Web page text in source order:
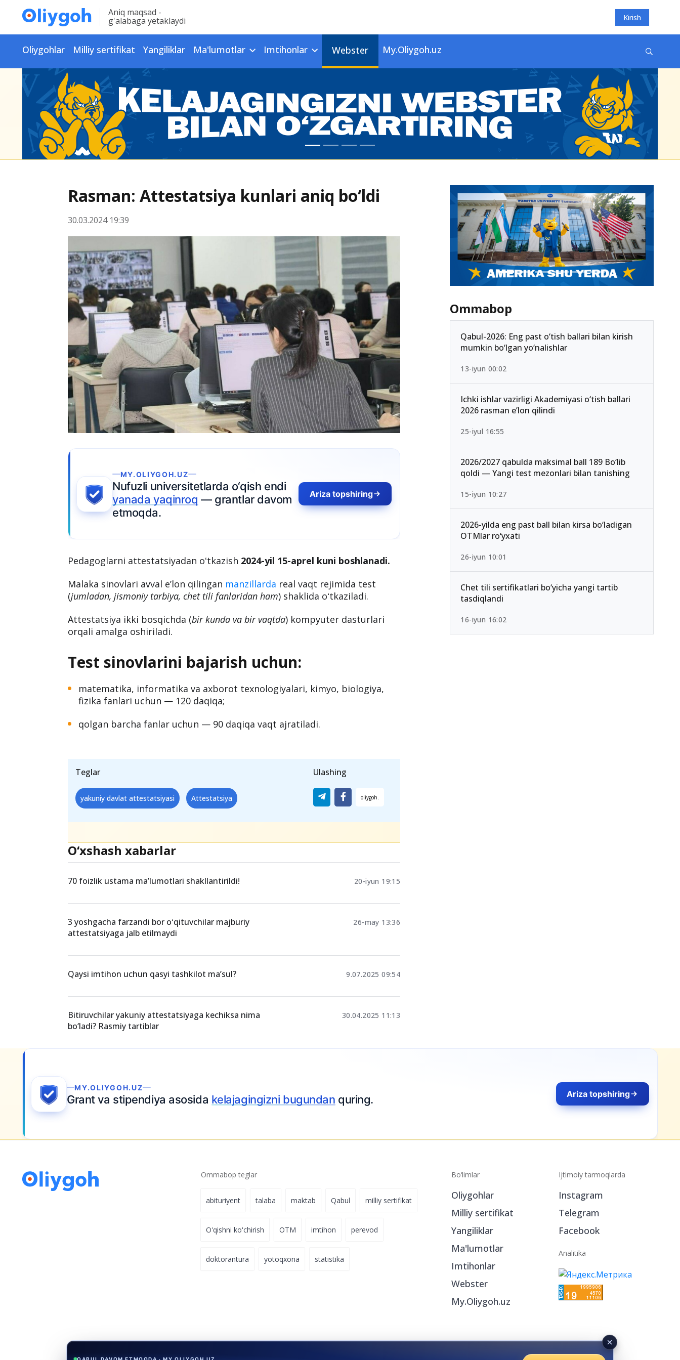
Aniq maqsad -
g'alabaga yetaklaydi Kirish
Oliygohlar Milliy sertifikat Yangiliklar Ma'lumotlar Imtihonlar Webster My.Oliygoh.uz
Rasman: Attestatsiya kunlari aniq bo‘ldi
30.03.2024 19:39
MY.OLIYGOH.UZ
Nufuzli universitetlarda o‘qish endi
yanada yaqinroq— grantlar davom
etmoqda.
Ariza topshiring
Pedagoglarni attestatsiyadan oʻtkazish
Malaka sinovlari avval eʼlon qilinganmanzillardareal vaqt rejimida test
jumladan, jismoniy tarbiya, chet tili fanlaridan ham) shaklida oʻtkaziladi.
Attestatsiya ikki bosqichda (bir kunda va bir vaqtda) kompyuter dasturlari
orqali amalga oshiriladi.
Test sinovlarini bajarish uchun:
fizika fanlari uchun — 120 daqiqa;
qolgan barcha fanlar uchun — 90 daqiqa vaqt ajratiladi.
Teglar Ulashing
O‘xshash xabarlar
70 foizlik ustama ma’lumotlari shakllantirildi! 20-iyun 19:15
3 yoshgacha farzandi bor oʻqituvchilar majburiy
26-may 13:36
Qaysi imtihon uchun qasyi tashkilot ma’sul? 9.07.2025 09:54
Bitiruvchilar yakuniy attestatsiyaga kechiksa nima
bo‘ladi? Rasmiy tartiblar
Ommabop
Qabul-2026: Eng past o‘tish ballari bilan kirish
mumkin bo‘lgan yo‘nalishlar
13-iyun 00:02
Ichki ishlar vazirligi Akademiyasi o‘tish ballari
2026 rasman e’lon qilindi
25-iyul 16:55
2026/2027 qabulda maksimal ball 189 Bo‘lib
qoldi — Yangi test mezonlari bilan tanishing
15-iyun 10:27
2026-yilda eng past ball bilan kirsa bo‘ladigan
OTMlar ro‘yxati
26-iyun 10:01
Chet tili sertifikatlari bo‘yicha yangi tartib
tasdiqlandi
16-iyun 16:02
Grant va stipendiya asosida kelajagingizni bugundan
Bo‘limlar
Oliygohlar
Milliy sertifikat
Yangiliklar
Imtihonlar
Ijtimoiy tarmoqlarda
Instagram
Telegram
Facebook
QABUL DAVOM ETMOQDA · MY.OLIYGOH.UZ